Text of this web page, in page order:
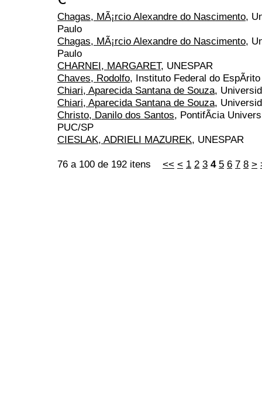
Chagas, MÃ¡rcio Alexandre do Nascimento,
Paulo
Chagas, MÃ¡rcio Alexandre do Nascimento,
Paulo
CHARNEI, MARGARET, UNESPAR
Chaves, Rodolfo, Instituto Federal do
Chiari, Aparecida Santana de Souza,
Chiari, Aparecida Santana de Souza,
Christo, Danilo dos Santos, PontifÃ­cia
PUC/SP
CIESLAK, ADRIELI MAZUREK, UNESPAR
76 a 100 de 192 itens << < 1 2 3 4 5 6 7 8 >